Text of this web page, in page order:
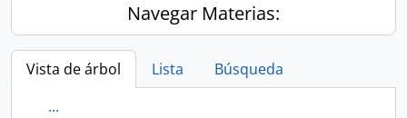
Navegar Materias:
Vista de árbol Lista
Búsqueda
...